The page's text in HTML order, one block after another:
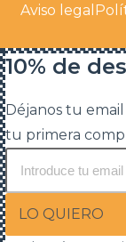
Aviso legal
10% de
Déjanos tu email
tu primera
LO QUIERO